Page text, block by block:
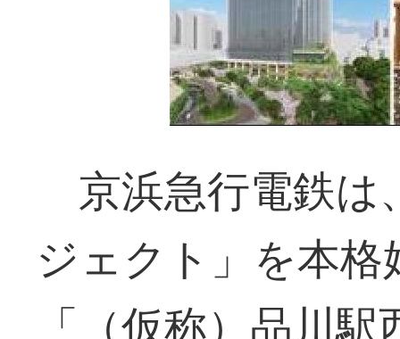
京浜急行電鉄は
ジェクト」を本
「（仮称）品川